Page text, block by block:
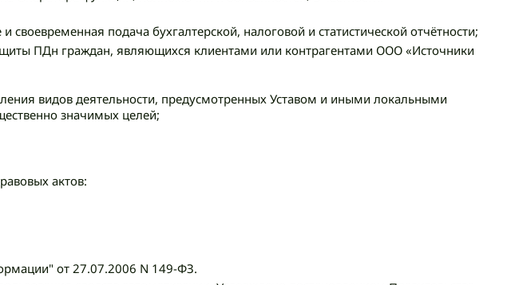
подача бухгалтерской, налоговой и статистической отчётности;
ПДн граждан, являющихся клиентами или контрагентами ООО «Источники
видов деятельности, предусмотренных Уставом и иными локальными
значимых целей;
актов:
от 27.07.2006 N 149-ФЗ.